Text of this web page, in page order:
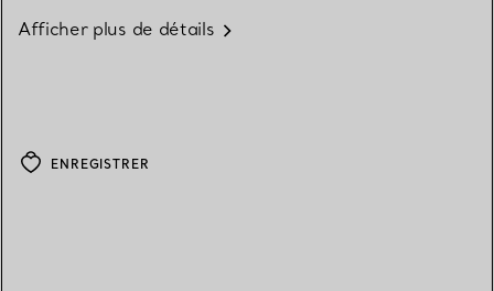
Afficher plus de détails
ENREGISTRER